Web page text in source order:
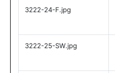
3222-24-F.jpg
3222-25-SW.jpg